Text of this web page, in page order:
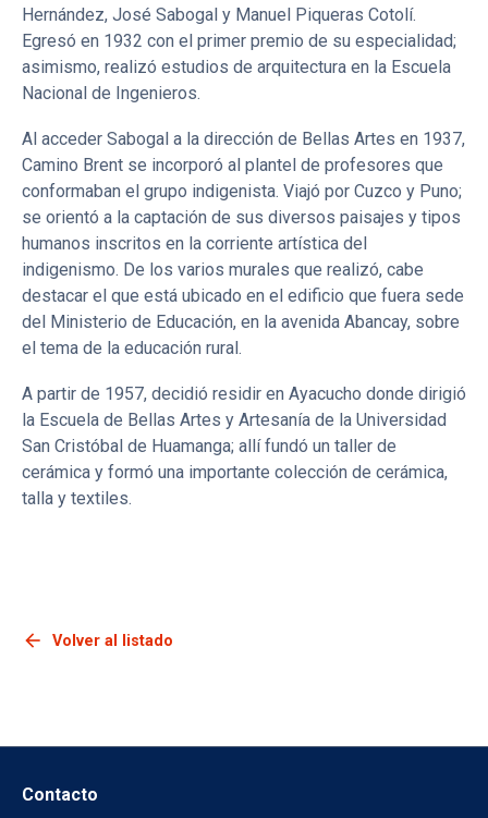
Hernández, José Sabogal y Manuel Piqueras Cotolí.
Egresó en 1932 con el primer premio de su especialidad;
asimismo, realizó estudios de arquitectura en la Escuela
Nacional de Ingenieros.
Al acceder Sabogal a la dirección de Bellas Artes en 1937,
Camino Brent se incorporó al plantel de profesores que
conformaban el grupo indigenista. Viajó por Cuzco y Puno;
se orientó a la captación de sus diversos paisajes y tipos
humanos inscritos en la corriente artística del
indigenismo. De los varios murales que realizó, cabe
destacar el que está ubicado en el edificio que fuera sede
del Ministerio de Educación, en la avenida Abancay, sobre
el tema de la educación rural.
A partir de 1957, decidió residir en Ayacucho donde dirigió
la Escuela de Bellas Artes y Artesanía de la Universidad
San Cristóbal de Huamanga; allí fundó un taller de
cerámica y formó una importante colección de cerámica,
talla y textiles.
arrow_back Volver al listado
Contacto